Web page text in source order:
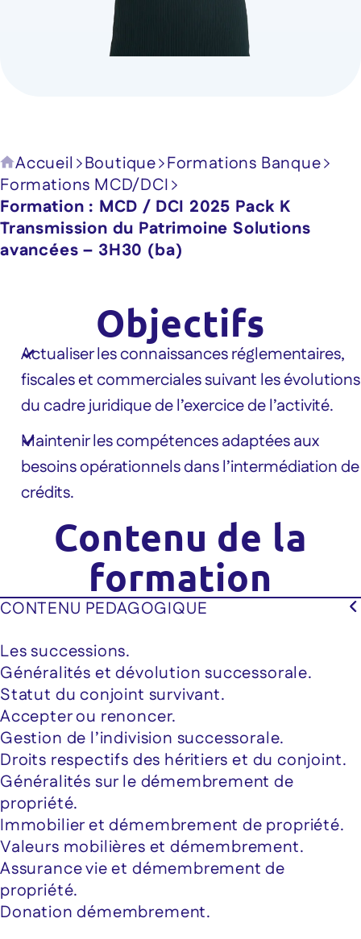
Accueil Boutique Formations Banque
Formations MCD/DCI
Formation : MCD / DCI 2025 Pack K
Transmission du Patrimoine Solutions
avancées – 3H30 (ba)
Objectifs
Actualiser les connaissances réglementaires,
fiscales et commerciales suivant les évolutions
du cadre juridique de l’exercice de l’activité.
Maintenir les compétences adaptées aux
besoins opérationnels dans l’intermédiation de
crédits.
Contenu de la
formation
CONTENU PEDAGOGIQUE
Les successions.
Généralités et dévolution successorale.
Statut du conjoint survivant.
Accepter ou renoncer.
Gestion de l’indivision successorale.
Droits respectifs des héritiers et du conjoint.
Généralités sur le démembrement de
propriété.
Immobilier et démembrement de propriété.
Valeurs mobilières et démembrement.
Assurance vie et démembrement de
propriété.
Donation démembrement.